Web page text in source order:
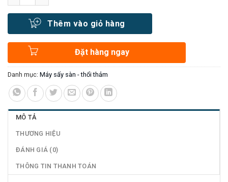
Thêm vào giỏ hàng
Đặt hàng ngay
Danh mục: Máy sấy sàn - thổi thảm
MÔ TẢ
THƯƠNG HIỆU
ĐÁNH GIÁ (0)
THÔNG TIN THANH TOÁN